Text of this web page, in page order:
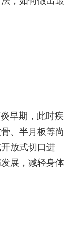
早期，此时疾
、半月板等尚
放式切口进
展，减轻身体